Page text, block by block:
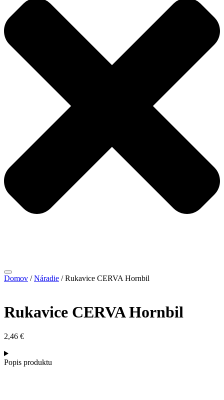
Domov /Náradie / Rukavice CERVA Hornbil
Rukavice CERVA Hornbil
2,46 €
Popis produktu